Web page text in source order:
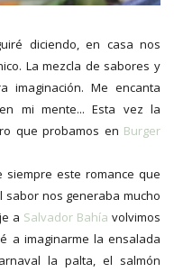
diciendo, en casa nos
La mezcla de sabores y
imaginación. Me encanta
mi mente... Esta vez la
que probamos en Burger
este romance que
sabor nos generaba mucho
a Salvador Bahía volvimos
a imaginarme la ensalada
la palta, el salmón